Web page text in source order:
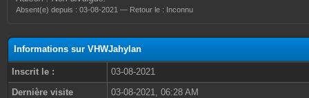
Absent(e) depuis : 03-08-2021 — Retour le : Inconnu
Informations sur VHWJahylan
Inscrit le :
03-08-2021
Dernière visite
03-08-2021, 06:28 AM